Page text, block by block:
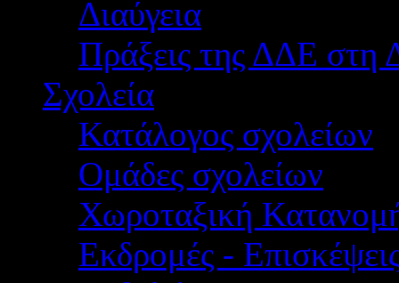
Διαύγεια
Πράξεις της ΔΔΕ στη
Σχολεία
Κατάλογος σχολείων
Ομάδες σχολείων
Χωροταξική
Εκδρομές -